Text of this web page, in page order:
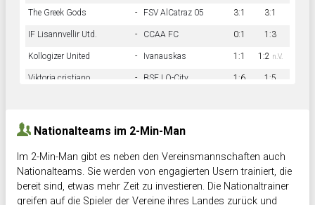
The Greek Gods - FSV AlCatraz 05 3:1 3:1
IF Lisannvellir Utd. - CCAA FC 0:1 1:3
Kollogizer United - Ivanauskas 1:1 1:2 n.V.
Viktoria cristiano - BSF LO-City 1:6 1:5
Nationalteams im 2-Min-Man
Im 2-Min-Man gibt es neben den Vereinsmannschaften auch
Nationalteams. Sie werden von engagierten Usern trainiert, die
bereit sind, etwas mehr Zeit zu investieren. Die Nationaltrainer
greifen auf die Spieler der Vereine ihres Landes zurück und